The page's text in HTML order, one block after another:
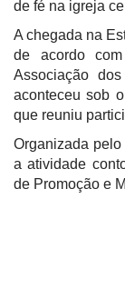
de fé na igreja
A chegada na
de acordo
Associação
aconteceu sob
que reuniu
Organizada
a atividade
de Promoção e